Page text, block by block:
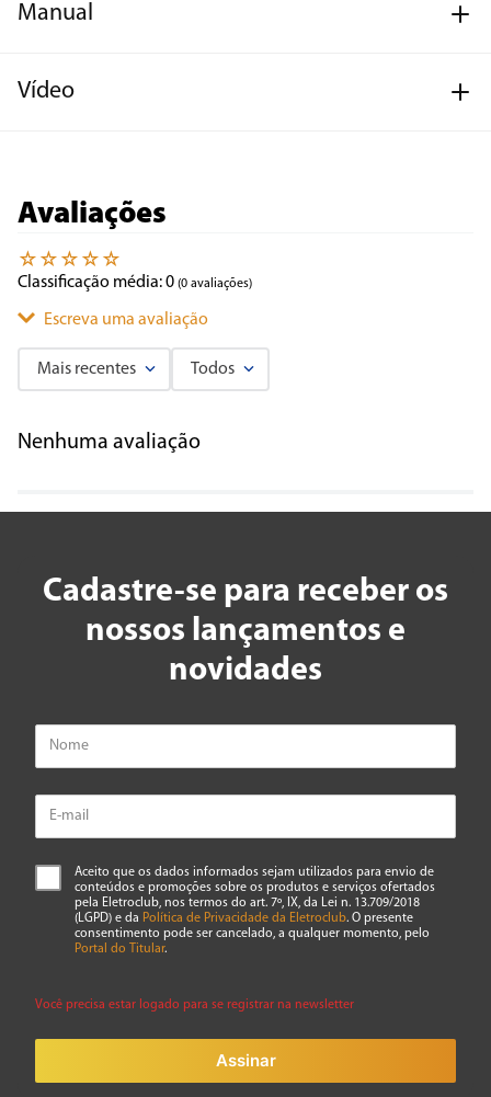
Manual
Vídeo
Avaliações
☆ ☆ ☆ ☆ ☆
Classificação média: 0 (0 avaliações)
Escreva uma avaliação
Título
Seu nome
ENVIAR AVALIAÇÃO
Mais recentes Todos
Nenhuma avaliação
Cadastre-se para receber os
nossos lançamentos e
novidades
Aceito que os dados informados sejam utilizados para envio de
conteúdos e promoções sobre os produtos e serviços ofertados
pela Eletroclub, nos termos do art. 7º, IX, da Lei n. 13.709/2018
(LGPD) e da Política de Privacidade da Eletroclub. O presente
consentimento pode ser cancelado, a qualquer momento, pelo
Portal do Titular.
Você precisa estar logado para se registrar na newsletter
Assinar